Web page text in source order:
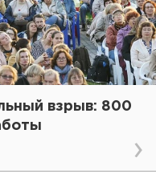
взрыв: 800